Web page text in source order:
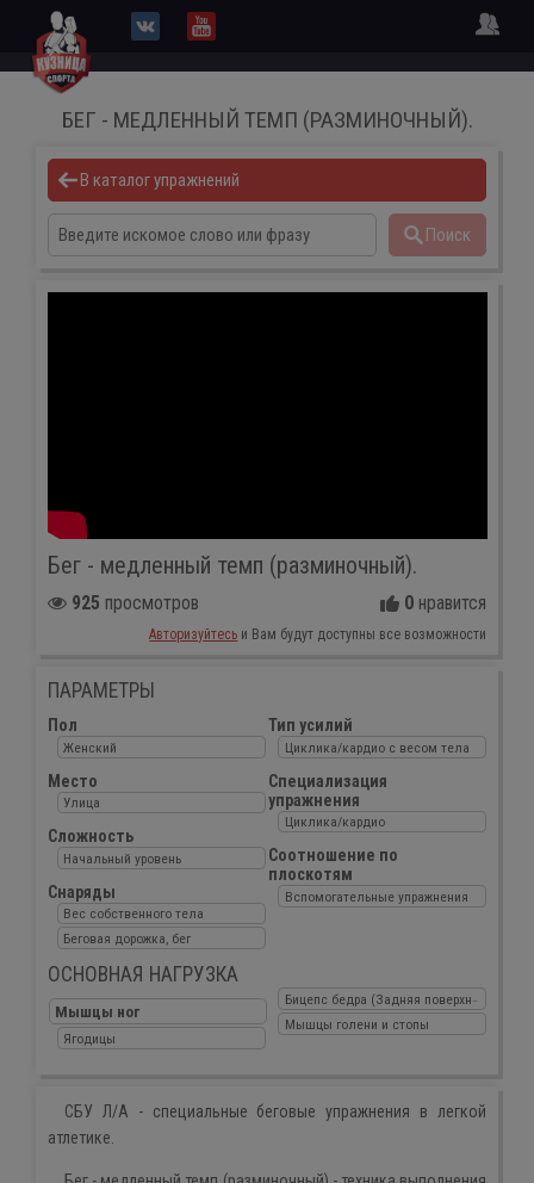
БЕГ - МЕДЛЕННЫЙ ТЕМП (РАЗМИНОЧНЫЙ).
В каталог упражнений
Поиск
Бег - медленный темп (разминочный).
925 просмотров 0нравится
Авторизуйтесь и Вам будут доступны все возможности
ПАРАМЕТРЫ
Пол
Женский
Место
Улица
Сложность
Начальный уровень
Снаряды
Вес собственного тела
Беговая дорожка, бег
Тип усилий
Циклика/кардио с весом тела
Специализация
упражнения
Циклика/кардио
Соотношение по
плоскотям
Вспомогательные упражнения
ОСНОВНАЯ НАГРУЗКА
Мышцы ног
Ягодицы
Бицепс бедра (Задняя поверхность
Мышцы голени и стопы
СБУ Л/А - специальные беговые упражнения в легкой
атлетике.